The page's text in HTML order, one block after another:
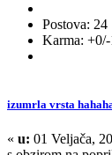
Postova: 24
Karma: +0/-
izumrla vrsta
« u: 01 Veljača,